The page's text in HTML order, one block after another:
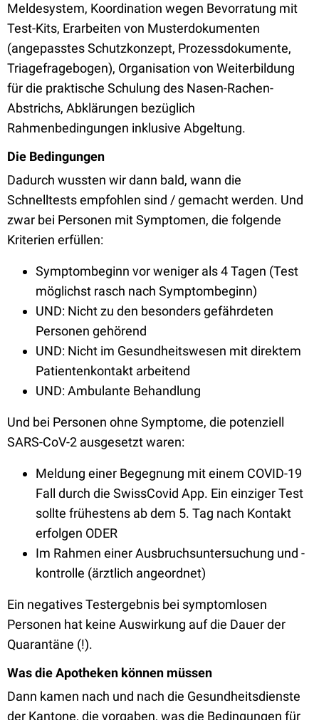
Meldesystem, Koordination wegen Bevorratung mit
Test-Kits, Erarbeiten von Musterdokumenten
(angepasstes Schutzkonzept, Prozessdokumente,
Triagefragebogen), Organisation von Weiterbildung
für die praktische Schulung des Nasen-Rachen-
Abstrichs, Abklärungen bezüglich
Rahmenbedingungen inklusive Abgeltung.
Die Bedingungen
Dadurch wussten wir dann bald, wann die
Schnelltests empfohlen sind / gemacht werden. Und
zwar bei Personen mit Symptomen, die folgende
Kriterien erfüllen:
Symptombeginn vor weniger als 4 Tagen (Test
möglichst rasch nach Symptombeginn)
UND: Nicht zu den besonders gefährdeten
Personen gehörend
UND: Nicht im Gesundheitswesen mit direktem
Patientenkontakt arbeitend
UND: Ambulante Behandlung
Und bei Personen ohne Symptome, die potenziell
SARS-CoV-2 ausgesetzt waren:
Meldung einer Begegnung mit einem COVID-19
Fall durch die SwissCovid App. Ein einziger Test
sollte frühestens ab dem 5. Tag nach Kontakt
erfolgen ODER
Im Rahmen einer Ausbruchsuntersuchung und -
kontrolle (ärztlich angeordnet)
Ein negatives Testergebnis bei symptomlosen
Personen hat keine Auswirkung auf die Dauer der
Quarantäne (!).
Was die Apotheken können müssen
Dann kamen nach und nach die Gesundheitsdienste
der Kantone, die vorgaben, was die Bedingungen für